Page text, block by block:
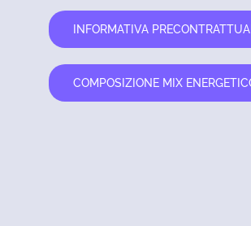
INFORMATIVA
COMPOSIZIONE MIX